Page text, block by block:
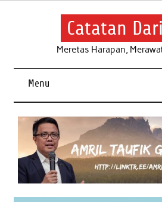
Skip
Catatan
Meretas Harapan,
Menu